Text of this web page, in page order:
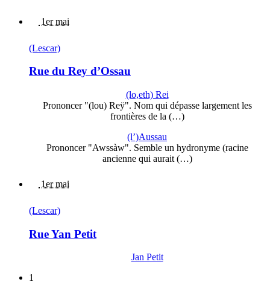
1er mai
(Lescar)
Rue du Rey d’Ossau
(lo,eth) Rei
Prononcer "(lou) Reÿ". Nom qui dépasse largement les
frontières de la (…)
(l’)Aussau
Prononcer "Awssàw". Semble un hydronyme (racine
ancienne qui aurait (…)
1er mai
(Lescar)
Rue Yan Petit
Jan Petit
1